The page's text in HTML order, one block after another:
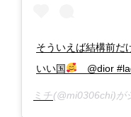
そういえば結構前だ
いい国
@dior
ミチ(@mi0306chi)が